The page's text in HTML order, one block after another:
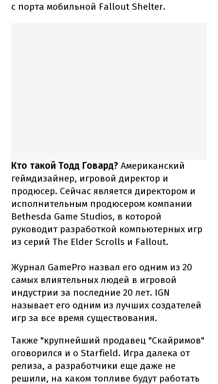
с порта мобильной Fallout Shelter.
Кто такой Тодд Говард? Американский
геймдизайнер, игровой директор и
продюсер. Сейчас является директором и
исполнительным продюсером компании
Bethesda Game Studios, в которой
руководит разработкой компьютерных игр
из серий The Elder Scrolls и Fallout.
Журнал GamePro назвал его одним из 20
самых влиятельных людей в игровой
индустрии за последние 20 лет. IGN
называет его одним из лучших создателей
игр за все время существования.
Также "крупнейший продавец "Скайримов"
оговорился и о Starfield. Игра далека от
релиза, а разработчики еще даже не
решили, на каком топливе будут работать